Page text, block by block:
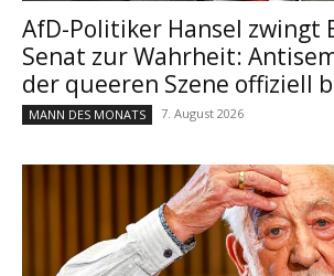
AfD-Politiker Hansel zwingt
Senat zur Wahrheit:
der queeren Szene offiziell
MANN DES MONATS 7. August 2026